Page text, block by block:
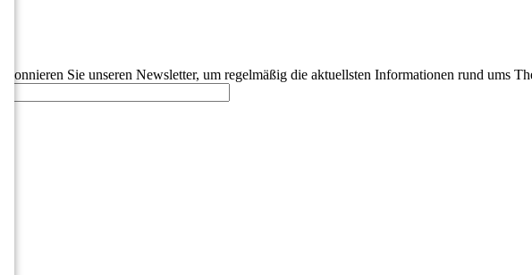
Abonnieren Sie unseren Newsletter, um regelmäßig die aktuellsten Informationen rund ums